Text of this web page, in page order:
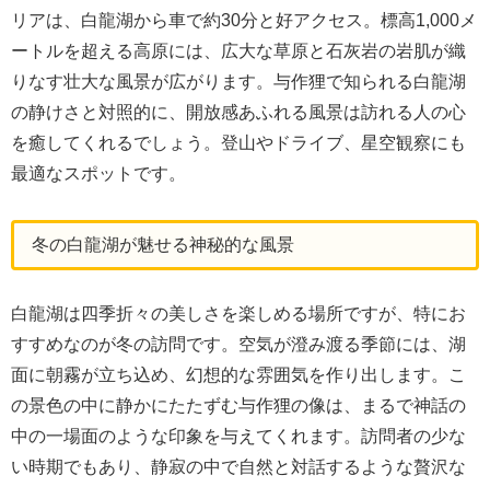
リアは、白龍湖から車で約30分と好アクセス。標高1,000メ
ートルを超える高原には、広大な草原と石灰岩の岩肌が織
りなす壮大な風景が広がります。与作狸で知られる白龍湖
の静けさと対照的に、開放感あふれる風景は訪れる人の心
を癒してくれるでしょう。登山やドライブ、星空観察にも
最適なスポットです。
冬の白龍湖が魅せる神秘的な風景
白龍湖は四季折々の美しさを楽しめる場所ですが、特にお
すすめなのが冬の訪問です。空気が澄み渡る季節には、湖
面に朝霧が立ち込め、幻想的な雰囲気を作り出します。こ
の景色の中に静かにたたずむ与作狸の像は、まるで神話の
中の一場面のような印象を与えてくれます。訪問者の少な
い時期でもあり、静寂の中で自然と対話するような贅沢な